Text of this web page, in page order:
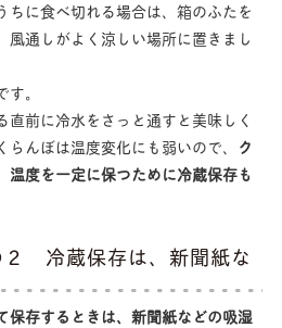
ちに食べ切れる場合は、箱のふたを
風通しがよく涼しい場所に置きまし
。
直前に冷水をさっと通すと美味しく
んぼは温度変化にも弱いので、 ク
温度を一定に保つために冷蔵保存も
冷蔵保存は、新聞紙な
保存するときは、新聞紙などの吸湿